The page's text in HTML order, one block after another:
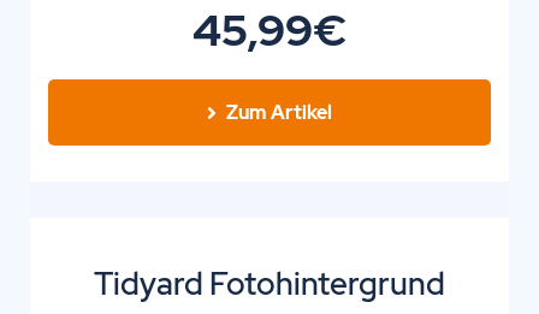
45,99€
Zum Artikel
Tidyard Fotohintergrund